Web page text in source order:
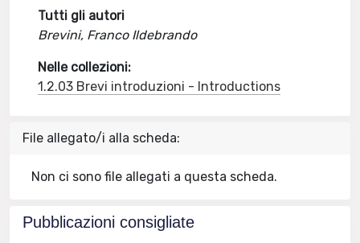
Tutti gli autori
Brevini, Franco Ildebrando
Nelle collezioni:
1.2.03 Brevi introduzioni - Introductions
File allegato/i alla scheda:
Non ci sono file allegati a questa scheda.
Pubblicazioni consigliate